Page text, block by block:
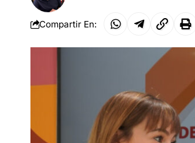
Compartir En: